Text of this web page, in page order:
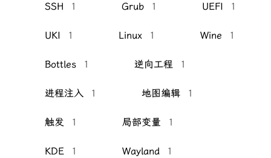
SSH 1 Grub 1 UEFI 1
UKI 1 Linux 1 Wine 1
Bottles 1 逆向工程 1
进程注入 1 地图编辑 1
触发 1 局部变量 1
KDE 1 Wayland 1